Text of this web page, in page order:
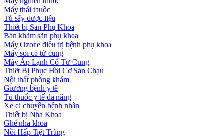
Máy thái thuốc
Tủ sấy dược liệu
Thiết bị Sản Phụ Khoa
Bàn khám sản phụ khoa
Máy Ozone điều trị bệnh phụ khoa
Máy soi cổ tử cung
Máy Áp Lạnh Cổ Tử Cung
Thiết Bị Phục Hồi Cơ Sàn Chậu
Nội thất phòng khám
Giường bệnh y tế
Tủ thuốc y tế đa năng
Xe di chuyển bệnh nhân
Thiết bị Nha Khoa
Ghế nha khoa
Nồi Hấp Tiệt Trùng